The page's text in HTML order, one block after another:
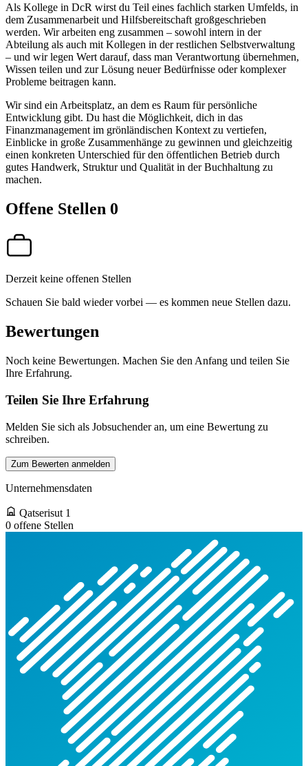
Als Kollege in DcR wirst du Teil eines fachlich starken Umfelds, in
dem Zusammenarbeit und Hilfsbereitschaft großgeschrieben
werden. Wir arbeiten eng zusammen – sowohl intern in der
Abteilung als auch mit Kollegen in der restlichen Selbstverwaltung
– und wir legen Wert darauf, dass man Verantwortung übernehmen,
Wissen teilen und zur Lösung neuer Bedürfnisse oder komplexer
Probleme beitragen kann.
Wir sind ein Arbeitsplatz, an dem es Raum für persönliche
Entwicklung gibt. Du hast die Möglichkeit, dich in das
Finanzmanagement im grönländischen Kontext zu vertiefen,
Einblicke in große Zusammenhänge zu gewinnen und gleichzeitig
einen konkreten Unterschied für den öffentlichen Betrieb durch
gutes Handwerk, Struktur und Qualität in der Buchhaltung zu
machen.
Offene Stellen 0
Derzeit keine offenen Stellen
Schauen Sie bald wieder vorbei — es kommen neue Stellen dazu.
Bewertungen
Noch keine Bewertungen. Machen Sie den Anfang und teilen Sie
Ihre Erfahrung.
Teilen Sie Ihre Erfahrung
Melden Sie sich als Jobsuchender an, um eine Bewertung zu
schreiben.
Zum Bewerten anmelden
Unternehmensdaten
Qatserisut 1
0 offene Stellen